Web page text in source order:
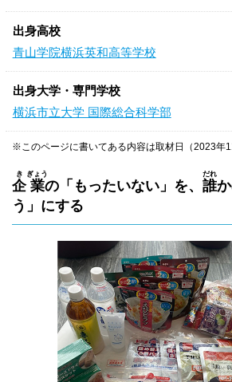
出身高校
青山学院横浜英和高等学校
出身大学・専門学校
横浜市立大学 国際総合科学部
※このページに書いてある内容は取材日（2023年
企
き
業
ぎょう
の「もったいない」を、誰
だれ
う」にする